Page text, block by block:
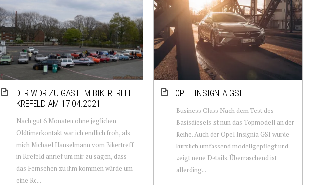
DER WDR ZU GAST IM BIKERTREFF
KREFELD AM 17.04.2021
Nach gut 6 Monaten ohne jeglichen
Oldtimerkontakt war ich endlich froh, als
mich Michael Hanselmann vom Bikertreff
in Krefeld anrief um mir zu sagen, dass
das Fernsehen zu ihm kommen würde um
eine Re...
OPEL INSIGNIA GSI
Business Class Nach dem Test des
Basisdiesels ist nun das Topmodell an der
Reihe. Auch der Opel Insignia GSI wurde
kürzlich umfassend modellgepflegt und
zeigt neue Details. Überraschend ist
allerding...